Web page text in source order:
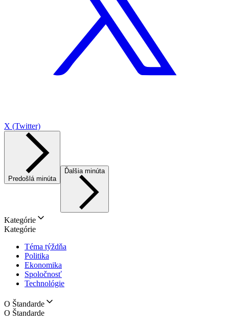
X (Twitter)
Predošlá minúta
Ďalšia minúta
Kategórie
Kategórie
Téma týždňa
Politika
Ekonomika
Spoločnosť
Technológie
O Štandarde
O Štandarde